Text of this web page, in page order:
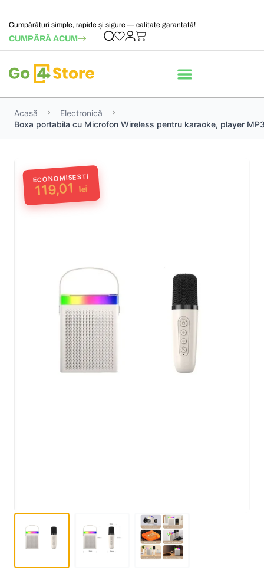
Cumpărături simple, rapide și sigure — calitate garantată!
CUMPĂRĂ ACUM
Acasă
Electronică
Boxa portabila cu Microfon Wireless pentru karaoke, player
ECONOMISESTI
119,01 lei